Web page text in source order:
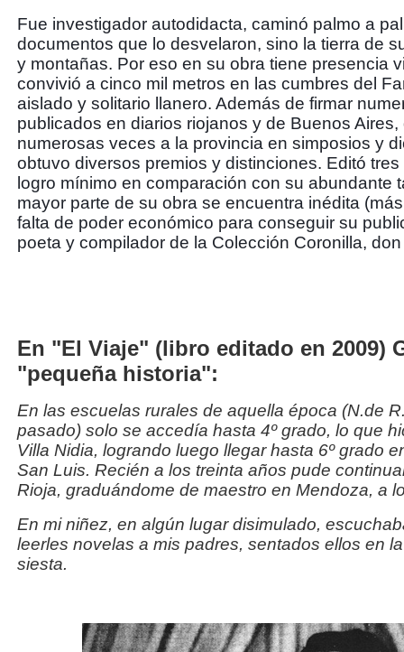
Fue investigador autodidacta, caminó palmo a
documentos que lo desvelaron, sino la tierra de
y montañas. Por eso en su obra tiene presencia
convivió a cinco mil metros en las cumbres del
aislado y solitario llanero. Además de firmar
publicados en diarios riojanos y de Buenos
numerosas veces a la provincia en simposios y
obtuvo diversos premios y distinciones. Editó
logro mínimo en comparación con su abundante
mayor parte de su obra se encuentra inédita
falta de poder económico para conseguir su
poeta y compilador de la Colección Coronilla,
En "El Viaje" (libro editado en 2009)
"pequeña historia":
En las escuelas rurales de aquella época (N.de
pasado) solo se accedía hasta 4º grado, lo que
Villa Nidia, logrando luego llegar hasta 6º grado
San Luis. Recién a los treinta años pude
Rioja, graduándome de maestro en Mendoza, a
En mi niñez, en algún lugar disimulado,
leerles novelas a mis padres, sentados ellos en
siesta.